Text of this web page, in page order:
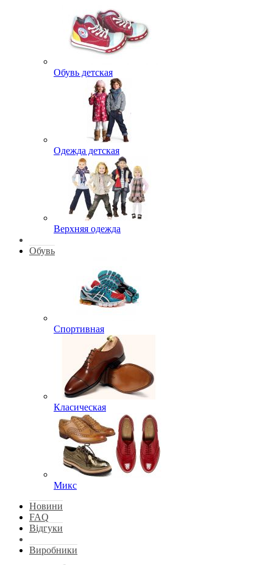
Обувь детская
Одежда детская
Верхняя одежда
Обувь
Спортивная
Класическая
Микс
Новини
FAQ
Відгуки
Виробники